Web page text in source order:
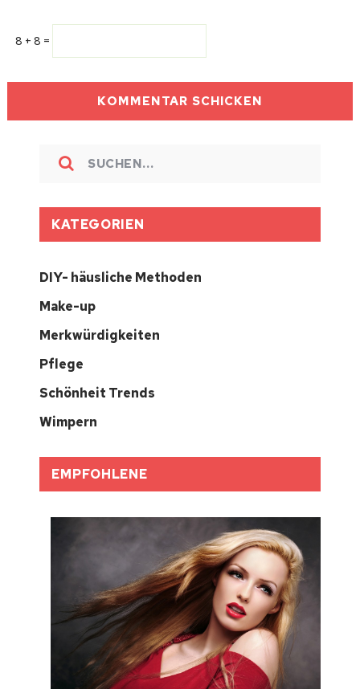
8 + 8 =
KATEGORIEN
DIY- häusliche Methoden
Make-up
Merkwürdigkeiten
Pflege
Schönheit Trends
Wimpern
EMPFOHLENE